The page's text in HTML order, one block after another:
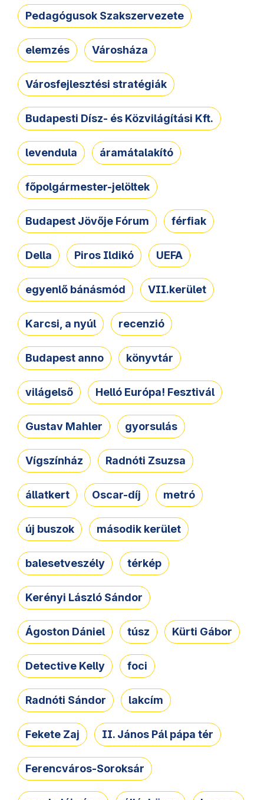
Pedagógusok Szakszervezete
elemzés Városháza
Városfejlesztési stratégiák
Budapesti Dísz- és Közvilágítási Kft.
levendula áramátalakító
főpolgármester-jelöltek
Budapest Jövője Fórum férfiak
Della Piros Ildikó UEFA
egyenlő bánásmód VII.kerület
Karcsi, a nyúl recenzió
Budapest anno könyvtár
világelső Helló Európa! Fesztivál
Gustav Mahler gyorsulás
Vígszínház Radnóti Zsuzsa
állatkert Oscar-díj metró
új buszok második kerület
balesetveszély térkép
Kerényi László Sándor
Ágoston Dániel túsz Kürti Gábor
Detective Kelly foci
Radnóti Sándor lakcím
Fekete Zaj II. János Pál pápa tér
Ferencváros-Soroksár